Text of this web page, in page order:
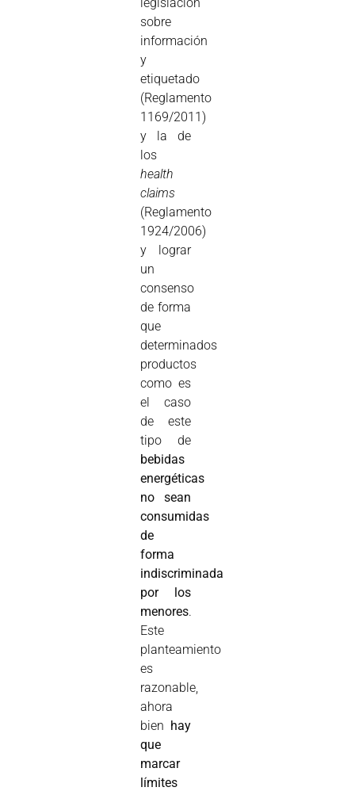
sobre
información
y
etiquetado
(Reglamento
1169/2011)
y la de
los
health
claims
(Reglamento
1924/2006)
y lograr
un
consenso
de forma
que
determinados
productos
como es
el caso
de este
tipo de
bebidas
energéticas
no sean
consumidas
de
forma
indiscriminada
por los
menores.
Este
planteamiento
es
razonable,
ahora
bien hay
que
marcar
límites